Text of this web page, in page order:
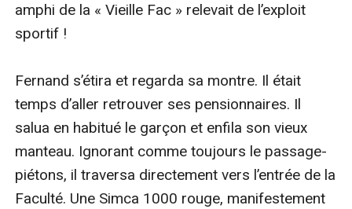
cette intégrale pleine de suspense dont l'un des titres a
été récompensé par le Prix Littré 2010
Olivier Kourilsky, alias le Docteur K, est médecin
néphrologue. Professeur honoraire au Collège de
médecine des Hôpitaux de Paris, il a dirigé le service
de néphrologie du Centre Hospitalier Sud-Francilien.
Il écrit des romans policiers depuis un peu plus de dix
ans et a publié six ouvrages depuis 2005, dont «
amphi de la « Vieille Fac » relevait de l’exploit
sportif !
Fernand s’étira et regarda sa montre. Il était
temps d’aller retrouver ses pensionnaires. Il
salua en habitué le garçon et enfila son vieux
manteau. Ignorant comme toujours le passage-
piétons, il traversa directement vers l’entrée de la
Faculté. Une Simca 1000 rouge, manifestement